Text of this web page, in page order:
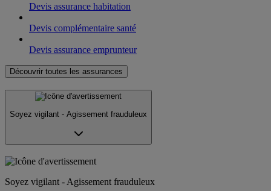
Devis assurance habitation
Devis complémentaire santé
Devis assurance emprunteur
Découvrir toutes les assurances
Soyez vigilant - Agissement frauduleux
Soyez vigilant - Agissement frauduleux